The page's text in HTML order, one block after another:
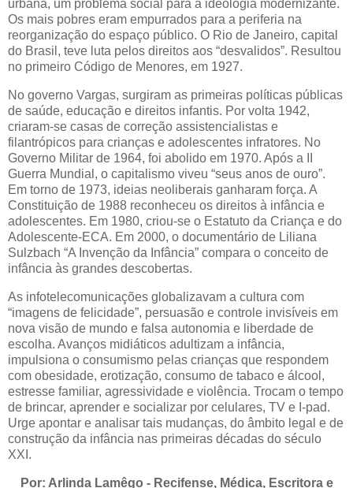
urbana, um problema social para a ideologia modernizante.
Os mais pobres eram empurrados para a periferia na
reorganização do espaço público. O Rio de Janeiro, capital
do Brasil, teve luta pelos direitos aos “desvalidos”. Resultou
no primeiro Código de Menores, em 1927.
No governo Vargas, surgiram as primeiras políticas públicas
de saúde, educação e direitos infantis. Por volta 1942,
criaram-se casas de correção assistencialistas e
filantrópicos para crianças e adolescentes infratores. No
Governo Militar de 1964, foi abolido em 1970. Após a II
Guerra Mundial, o capitalismo viveu “seus anos de ouro”.
Em torno de 1973, ideias neoliberais ganharam força. A
Constituição de 1988 reconheceu os direitos à infância e
adolescentes. Em 1980, criou-se o Estatuto da Criança e do
Adolescente-ECA. Em 2000, o documentário de Liliana
Sulzbach “A Invenção da Infância” compara o conceito de
infância às grandes descobertas.
As infotelecomunicações globalizavam a cultura com
“imagens de felicidade”, persuasão e controle invisíveis em
nova visão de mundo e falsa autonomia e liberdade de
escolha. Avanços midiáticos adultizam a infância,
impulsiona o consumismo pelas crianças que respondem
com obesidade, erotização, consumo de tabaco e álcool,
estresse familiar, agressividade e violência. Trocam o tempo
de brincar, aprender e socializar por celulares, TV e I-pad.
Urge apontar e analisar tais mudanças, do âmbito legal e de
construção da infância nas primeiras décadas do século
XXI.
Por: Arlinda Lamêgo - Recifense, Médica, Escritora e